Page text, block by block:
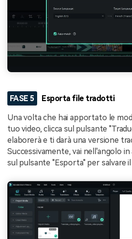
FASE 5 Esporta file tradotti
Una volta che hai apportato le
tuo video, clicca sul pulsante
elaborerà e ti darà una versione
Successivamente, vai nell'angolo
sul pulsante "Esporta" per salvare